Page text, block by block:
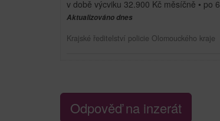
v době výcviku 32.900 Kč měsíčně • po
Aktualizováno dnes
Krajské ředitelství policie Olomouckého kraje
Odpověď na inzerát